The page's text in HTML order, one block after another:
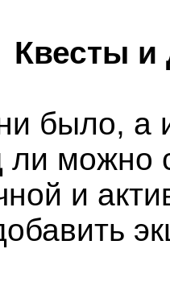
Квесты и
было, а
ли можно
и